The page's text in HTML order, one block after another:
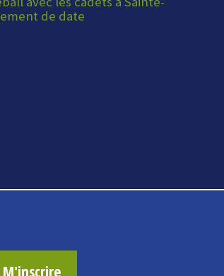
de date
M'inscrire